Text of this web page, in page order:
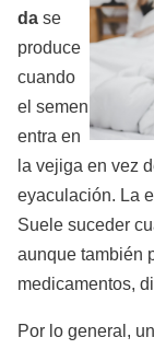
da se
produce
cuando
el semen
entra en
la vejiga en vez
eyaculación. La
Suele suceder
aunque también
medicamentos,
Por lo general,